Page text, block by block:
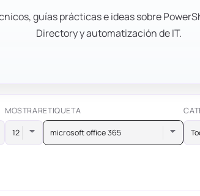
guías prácticas e ideas sobre
Directory y automatización de IT.
MOSTRARETIQUETA
microsoft office 365